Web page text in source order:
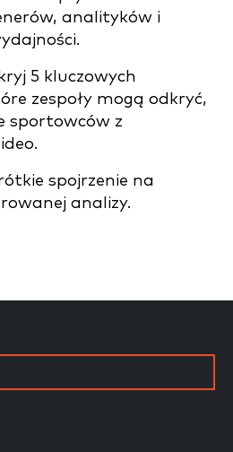
analityków i
5 kluczowych
zespoły mogą odkryć,
sportowców z
spojrzenie na
analizy.